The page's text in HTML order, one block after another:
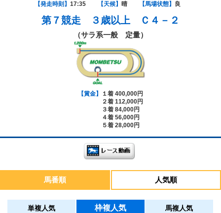
【発走時刻】 17:35 【天候】 晴 【馬場状態】 良
第７競走 ３歳以上 Ｃ４－２
（サラ系一般 定量）
【賞金】
１着 400,000円
２着 112,000円
３着 84,000円
４着 56,000円
５着 28,000円
馬番順 人気順
単複人気 枠複人気 馬複人気